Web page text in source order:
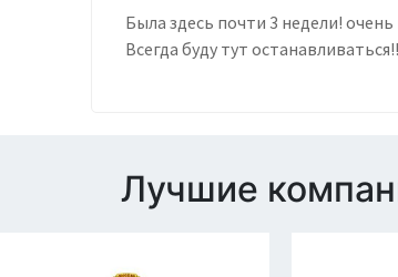
Была здесь почти 3 недели!
Всегда буду тут
Лучшие